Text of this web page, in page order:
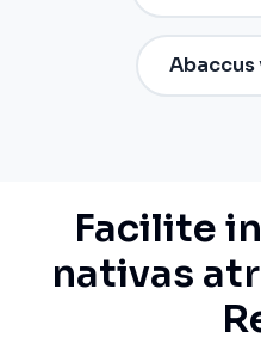
Abaccus
Facilite
nativas